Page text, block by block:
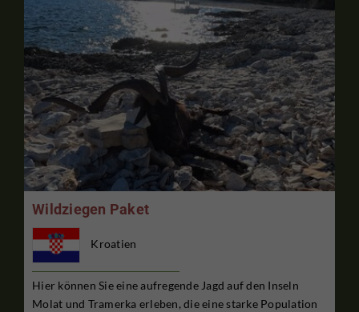
Wildziegen Paket
Kroatien
Hier können Sie eine aufregende Jagd auf den Inseln
Molat und Tramerka erleben, die eine starke Population